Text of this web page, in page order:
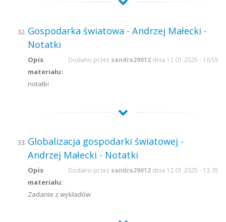
Gospodarka światowa - Andrzej Małecki -
Notatki
Dodano przez sandra29012 dnia 12.01.2025 - 16:55
Opis
materiału:
notatki
Globalizacja gospodarki światowej -
Andrzej Małecki - Notatki
Dodano przez sandra29012 dnia 12.01.2025 - 13:35
Opis
materiału:
Zadanie z wykładów